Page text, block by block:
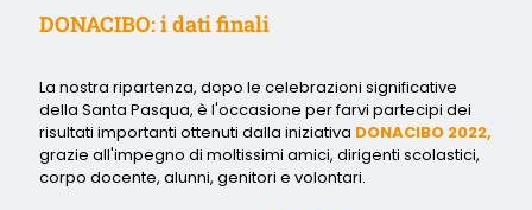
DONACIBO: i dati finali
La nostra ripartenza, dopo le celebrazioni significative
della Santa Pasqua, è l'occasione per farvi partecipi dei
risultati importanti ottenuti dalla iniziativa DONACIBO 2022,
grazie all'impegno di moltissimi amici, dirigenti scolastici,
corpo docente, alunni, genitori e volontari.